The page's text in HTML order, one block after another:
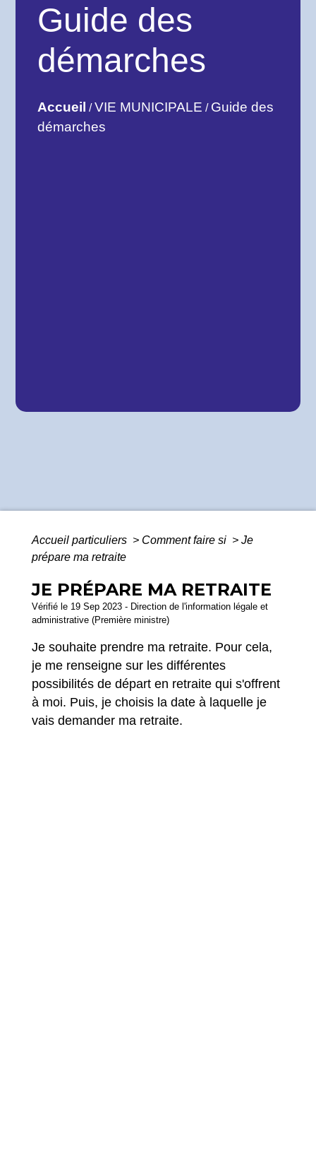
Guide des
démarches
Accueil /VIE MUNICIPALE / Guide des
démarches
Accueil particuliers > Comment faire si > Je
prépare ma retraite
JE PRÉPARE MA RETRAITE
Vérifié le 19 Sep 2023 - Direction de l'information légale et
administrative (Première ministre)
Je souhaite prendre ma retraite. Pour cela,
je me renseigne sur les différentes
possibilités de départ en retraite qui s'offrent
à moi. Puis, je choisis la date à laquelle je
vais demander ma retraite.